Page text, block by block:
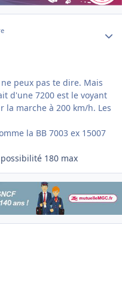
peux pas te dire. Mais
d'une 7200 est le voyant
marche à 200 km/h. Les
la BB 7003 ex 15007
180 max